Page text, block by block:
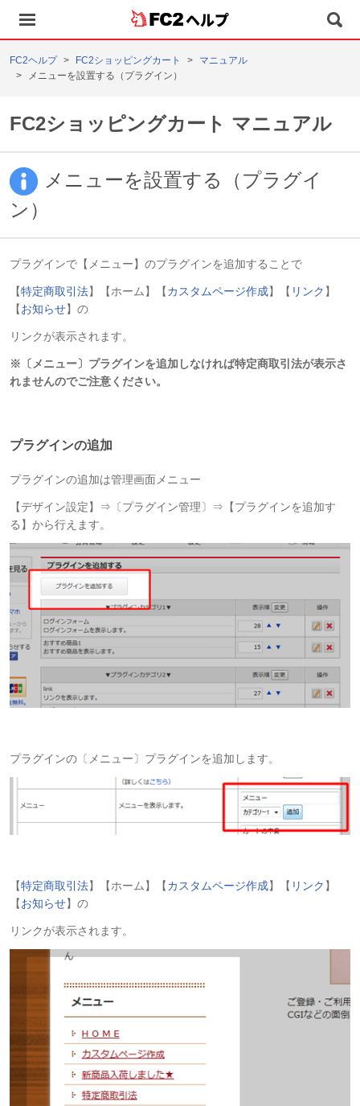
ヘルプ
FC2ヘルプ FC2ショッピングカート
マニュアル
メニューを設置する（プラグイン）
FC2ショッピングカート マニュアル
メニューを設置する（プラグイ
ン）
プラグインで【メニュー】のプラグインを追加することで
【特定商取引法】【ホーム】【カスタムページ作成】【 リンク 】
【お知らせ】の
リンクが表示されます。
※〔メニュー〕プラグインを追加しなければ特定商取引法が表示さ
れませんのでご注意ください。
プラグインの追加
プラグインの追加は管理画面メニュー
【デザイン設定】⇒〔プラグイン管理〕⇒【プラグインを追加す
る】から行えます。
プラグインの〔メニュー〕プラグインを追加します。
【特定商取引法】【ホーム】【カスタムページ作成】【 リンク 】
【お知らせ】 の
リンクが表示されます。